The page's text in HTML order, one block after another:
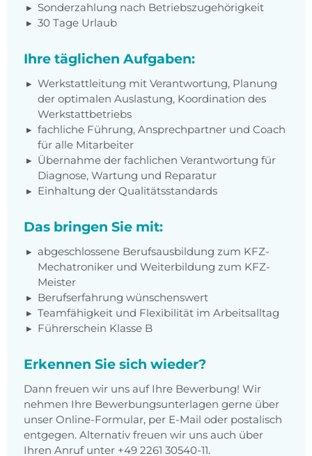
Sonderzahlung nach Betriebszugehörigkeit
30 Tage Urlaub
Ihre täglichen Aufgaben:
Werkstattleitung mit Verantwortung, Planung
der optimalen Auslastung, Koordination des
Werkstattbetriebs
fachliche Führung, Ansprechpartner und Coach
für alle Mitarbeiter
Übernahme der fachlichen Verantwortung für
Diagnose, Wartung und Reparatur
Einhaltung der Qualitätsstandards
Das bringen Sie mit:
abgeschlossene Berufsausbildung zum KFZ-
Mechatroniker und Weiterbildung zum KFZ-
Meister
Berufserfahrung wünschenswert
Teamfähigkeit und Flexibilität im Arbeitsalltag
Führerschein Klasse B
Erkennen Sie sich wieder?
Dann freuen wir uns auf Ihre Bewerbung! Wir
nehmen Ihre Bewerbungsunterlagen gerne über
unser Online-Formular, per E-Mail oder postalisch
entgegen. Alternativ freuen wir uns auch über
Ihren Anruf unter +49 2261 30540-11.